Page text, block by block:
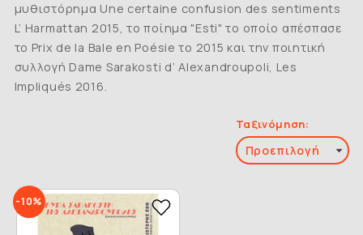
μυθιστόρημα Une certaine confusion des sentiments
L’ Harmattan 2015, το ποίημα "Esti" το οποίο απέσπασε
το Prix de la Bale en Poésie το 2015 και την ποιητική
συλλογή Dame Sarakosti d’ Alexandroupoli, Les
Impliqués 2016.
Ταξινόμηση:
-10%